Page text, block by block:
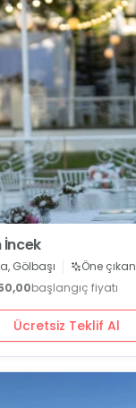
Gölbaşı
Öne çıkan
başlangıç fiyatı
Ücretsiz Teklif Al